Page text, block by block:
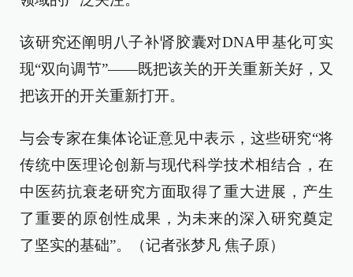
该研究还阐明八子补肾胶囊对DNA甲基化可实
现“双向调节”——既把该关的开关重新关好，又
把该开的开关重新打开。
与会专家在集体论证意见中表示，这些研究“将
传统中医理论创新与现代科学技术相结合，在
中医药抗衰老研究方面取得了重大进展，产生
了重要的原创性成果，为未来的深入研究奠定
了坚实的基础”。（记者张梦凡 焦子原）